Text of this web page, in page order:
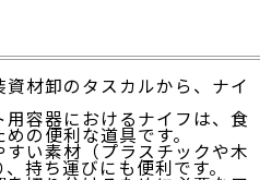
材卸のタスカルから、ナイ
容器におけるナイフは、食
の便利な道具です。
い素材（プラスチックや木
持ち運びにも便利です。